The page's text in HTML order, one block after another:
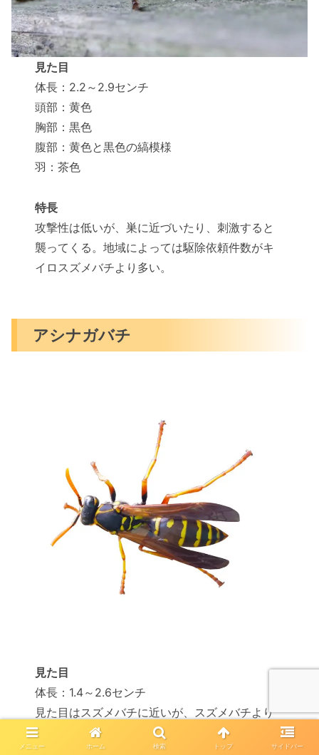
見た目
体長：2.2～2.9センチ
頭部：黄色
胸部：黒色
腹部：黄色と黒色の縞模様
羽：茶色
特長
攻撃性は低いが、巣に近づいたり、刺激すると
襲ってくる。地域によっては駆除依頼件数がキ
イロスズメバチより多い。
アシナガバチ
見た目
体長：1.4～2.6センチ
見た目はスズメバチに近いが、スズメバチより
細身で小さい
メニュー ホーム 検索 トップ サイドバー